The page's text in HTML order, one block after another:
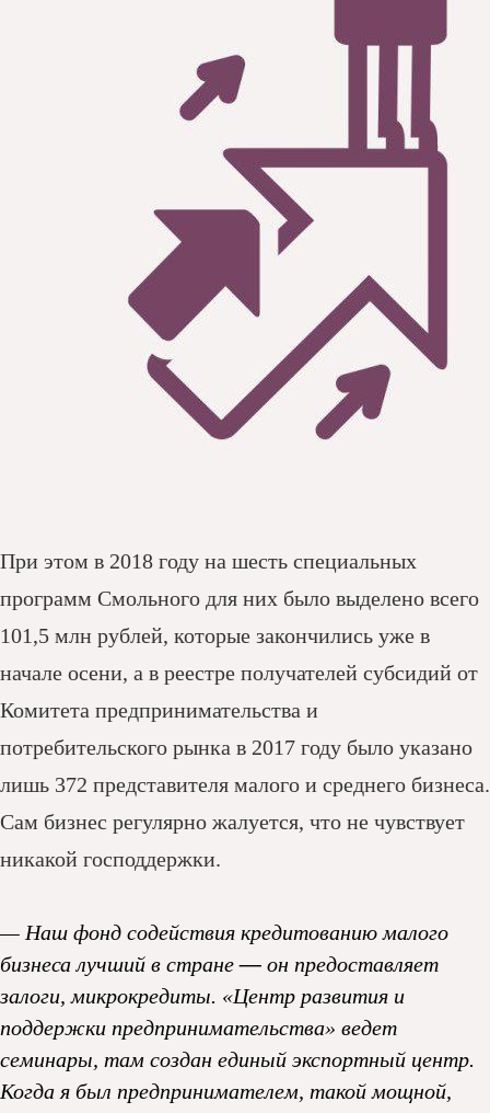
При этом в 2018 году на шесть специальных
программ Смольного для них было выделено всего
101,5 млн рублей, которые закончились уже в
начале осени, а в реестре получателей субсидий от
Комитета предпринимательства и
потребительского рынка в 2017 году было указано
лишь 372 представителя малого и среднего бизнеса.
Сам бизнес регулярно жалуется, что не чувствует
никакой господдержки.
— Наш фонд содействия кредитованию малого
бизнеса лучший в стране— он предоставляет
залоги, микрокредиты. «Центр развития и
поддержки предпринимательства» ведет
семинары, там создан единый экспортный центр.
Когда я был предпринимателем, такой мощной,